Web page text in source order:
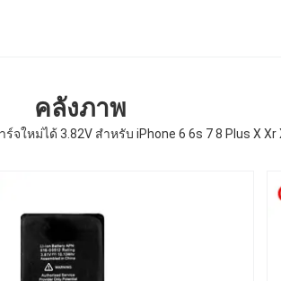
คลังภาพ
ใหม่ได้ 3.82V สําหรับ iPhone 6 6s 7 8 Plus X Xr